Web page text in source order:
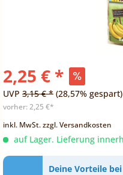
2,25 € *
UVP 3,15 € * (28,57% gespart)
vorher: 2,25 €*
inkl. MwSt.zzgl. Versandkosten
auf Lager. Lieferung
Deine Vorteile